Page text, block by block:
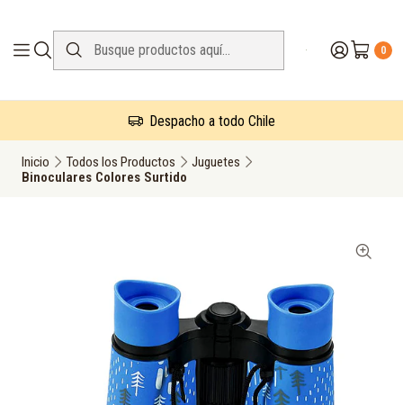
0
Despacho a todo Chile
Inicio Todos los Productos
Juguetes
Binoculares Colores Surtido